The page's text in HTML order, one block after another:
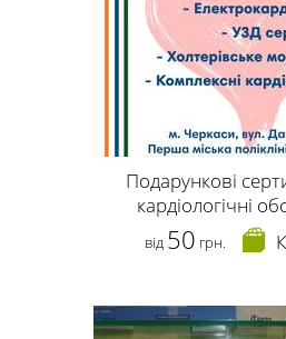
Подарункові
кардіологічні
від 50 грн.